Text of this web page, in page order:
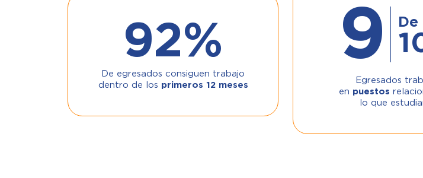
92%
De egresados consiguen trabajo
dentro de los primeros 12 meses
9 De
Egresados
en puestos
lo que